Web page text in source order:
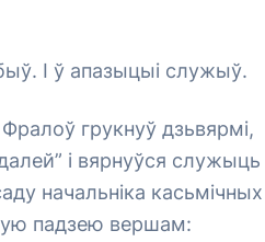
І ў апазыцыі служыў.
грукнуў дзьвярмі,
і вярнуўся служыць
начальніка касьмічных
падзею вершам: